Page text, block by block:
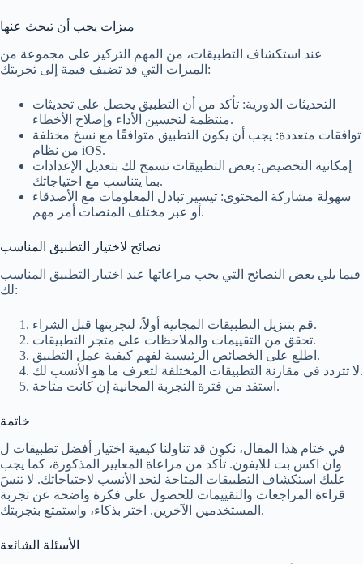
ميزات يجب أن تبحث عنها
عند استكشاف التطبيقات، من المهم التركيز على مجموعة من
الميزات التي قد تضيف قيمة إلى تجربتك:
التحديثات الدورية: تأكد من أن التطبيق يحصل على تحديثات
منتظمة لتحسين الأداء وإصلاح الأخطاء.
توافقات متعددة: يجب أن يكون التطبيق متوافقًا مع نسخ مختلفة
من نظام iOS.
إمكانية التخصيص: بعض التطبيقات تسمح لك بتعديل الإعدادات
بما يتناسب مع احتياجاتك.
سهولة مشاركة المحتوى: تيسير تبادل المعلومات مع الأصدقاء
أو عبر مختلف المنصات أمر مهم.
نصائح لاختيار التطبيق المناسب
فيما يلي بعض النصائح التي يجب مراعاتها عند اختيار التطبيق المناسب
لك:
قم بتنزيل التطبيقات المجانية أولاً، لتجربتها قبل الشراء.
تحقق من التقييمات والملاحظات على متجر التطبيقات.
اطلع على الخصائص الرئيسية لفهم كيفية عمل التطبيق.
لا تتردد في مقارنة التطبيقات المختلفة لتعرف ما هو الأنسب لك.
استفد من فترة التجربة المجانية إن كانت متاحة.
خاتمة
في ختام هذا المقال، نكون قد تناولنا كيفية اختيار أفضل تطبيقات ل
وان اكس بت للايفون. تأكد من مراعاة المعايير المذكورة، كما يجب
عليك استكشاف التطبيقات المتاحة لتجد الأنسب لاحتياجاتك. لا تنسَ
قراءة المراجعات والتقييمات للحصول على فكرة واضحة عن تجربة
المستخدمين الآخرين. اختر بذكاء، واستمتع بتجربتك.
الأسئلة الشائعة